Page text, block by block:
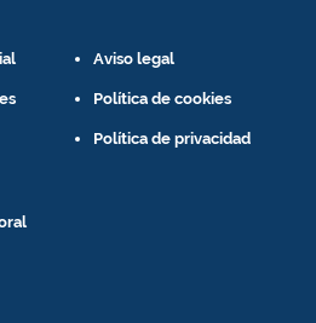
Aviso legal
Política de cookies
Política de privacidad